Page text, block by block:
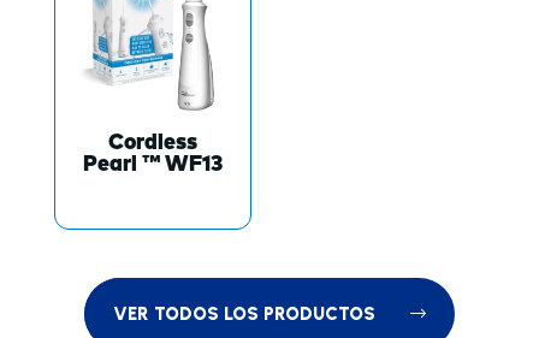
Cordless
Pearl ™ WF13
VER TODOS LOS PRODUCTOS